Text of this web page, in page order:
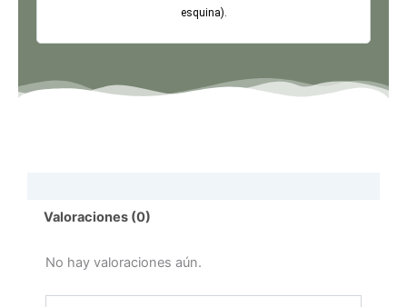
esquina).
Valoraciones (0)
No hay valoraciones aún.